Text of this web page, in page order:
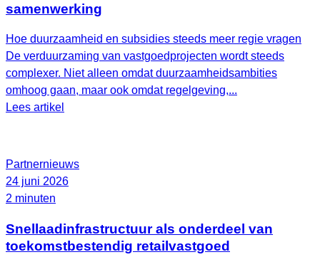
samenwerking
Hoe duurzaamheid en subsidies steeds meer regie vragen
De verduurzaming van vastgoedprojecten wordt steeds
complexer. Niet alleen omdat duurzaamheidsambities
omhoog gaan, maar ook omdat regelgeving,...
Lees artikel
Partnernieuws
24 juni 2026
2 minuten
Snellaadinfrastructuur als onderdeel van
toekomstbestendig retailvastgoed